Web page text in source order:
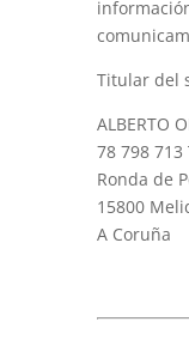
Titular del
ALBERTO
78 798 713
Ronda de
15800
A Coruña